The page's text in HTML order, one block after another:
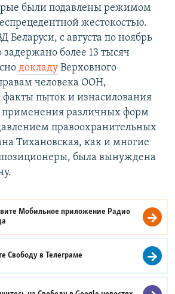
были подавлены режимом
жестокостью.
Беларуси, с августа по ноябрь
задержано более 13 тысяч
докладуВерховного
человека ООН,
пыток и изнасилования
различных форм
правоохранительных
Тихановская, как и многие
была вынуждена
Мобильное приложение Радио
Свободу вТелеграме